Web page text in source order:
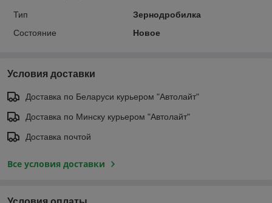
Тип
Зернодробилка
Состояние
Новое
Условия доставки
Доставка по Беларуси курьером "Автолайт"
Доставка по Минску курьером "Автолайт"
Доставка почтой
Все условия доставки